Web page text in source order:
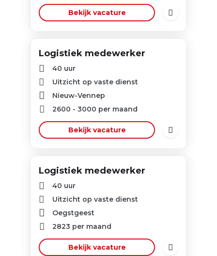
Bekijk vacature
Logistiek medewerker
40 uur
Uitzicht op vaste dienst
Nieuw-Vennep
2600 - 3000 per maand
Bekijk vacature
Logistiek medewerker
40 uur
Uitzicht op vaste dienst
Oegstgeest
2823 per maand
Bekijk vacature